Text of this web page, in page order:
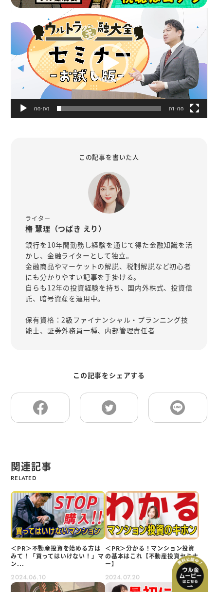
画
ー
ヤ
00:00 01:00
この記事を書いた人
ライター
椿 慧理（つばき えり）
銀行を10年間勤務し経験を通じて得た金融知識を活
かし、金融ライターとして独立。
金融商品やマーケットの解説、税制解説など初心者
にも分かりやすい記事を手掛ける。
自らも12年の投資経験を持ち、国内外株式、投資信
託、暗号資産を運用中。
保有資格：2級ファイナンシャル・プランニング技
能士、証券外務員一種、内部管理責任者
この記事をシェアする
関連記事
＜PR＞不動産投資を始める方は
みて！「買ってはいけない！」マ
ン...
2024.06.10
＜PR＞分かる！マンション投資
の基本はこれ【不動産投資セミナ
ー】
2024.07.20